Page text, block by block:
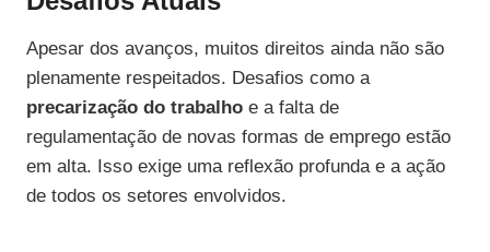
Apesar dos avanços, muitos direitos ainda não são
plenamente respeitados. Desafios como a
precarização do trabalho e a falta de
regulamentação de novas formas de emprego estão
em alta. Isso exige uma reflexão profunda e a ação
de todos os setores envolvidos.